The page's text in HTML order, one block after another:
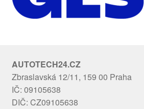
AUTOTECH24.CZ
Zbraslavská 12/11, 159 00 Praha
IČ: 09105638
DIČ: CZ09105638